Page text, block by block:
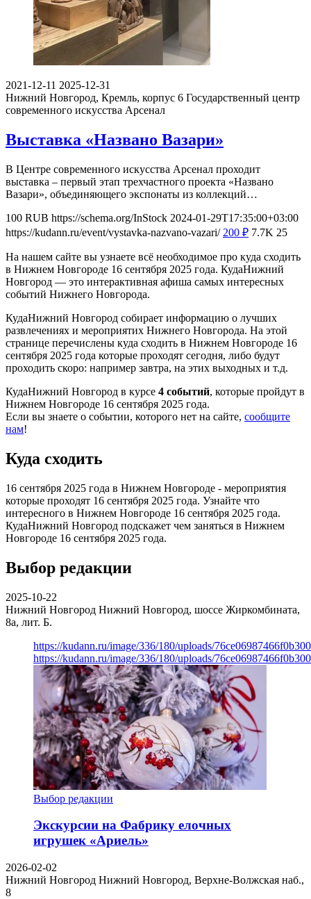
2021-12-11 2025-12-31
Нижний Новгород, Кремль, корпус 6 Государственный центр
современного искусства Арсенал
Выставка «Названо Вазари»
В Центре современного искусства Арсенал проходит
выставка – первый этап трехчастного проекта «Названо
Вазари», объединяющего экспонаты из коллекций…
100 RUB https://schema.org/InStock 2024-01-29T17:35:00+03:00
https://kudann.ru/event/vystavka-nazvano-vazari/ 200 ₽ 7.7K 25
На нашем сайте вы узнаете всё необходимое про куда сходить
в Нижнем Новгороде 16 сентября 2025 года. КудаНижний
Новгород — это интерактивная афиша самых интересных
событий Нижнего Новгорода.
КудаНижний Новгород собирает информацию о лучших
развлечениях и мероприятих Нижнего Новгорода. На этой
странице перечислены куда сходить в Нижнем Новгороде 16
сентября 2025 года которые проходят сегодня, либо будут
проходить скоро: например завтра, на этих выходных и т.д.
КудаНижний Новгород в курсе 4 событий, которые пройдут в
Нижнем Новгороде 16 сентября 2025 года.
Если вы знаете о событии, которого нет на сайте, сообщите
нам!
Куда сходить
16 сентября 2025 года в Нижнем Новгороде - мероприятия
которые проходят 16 сентября 2025 года. Узнайте что
интересного в Нижнем Новгороде 16 сентября 2025 года.
КудаНижний Новгород подскажет чем заняться в Нижнем
Новгороде 16 сентября 2025 года.
Выбор редакции
2025-10-22
Нижний Новгород Нижний Новгород, шоссе Жиркомбината,
8а, лит. Б.
https://kudann.ru/image/336/180/uploads/
https://kudann.ru/image/336/180/uploads/
Выбор редакции
Экскурсии на Фабрику елочных
игрушек «Ариель»
2026-02-02
Нижний Новгород Нижний Новгород, Верхне-Волжская наб.,
8